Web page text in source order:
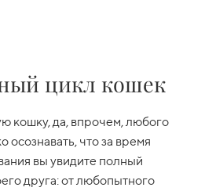
цикл кошек
кошку, да, впрочем, любого
осознавать, что за время
вы увидите полный
друга: от любопытного